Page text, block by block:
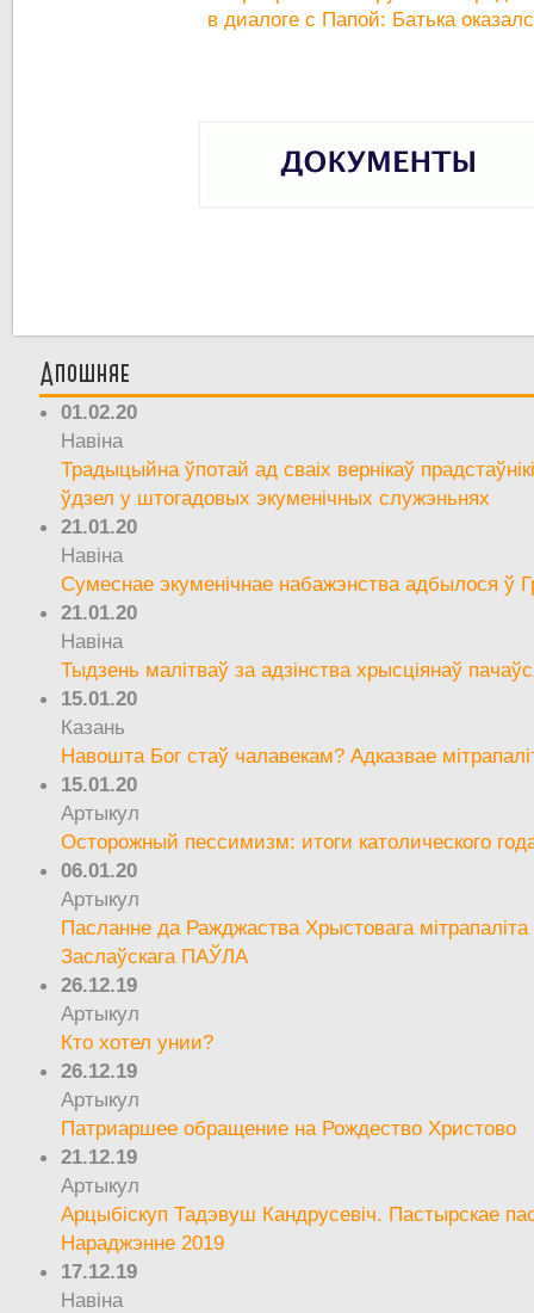
в диалоге с Папой: Батька
Апошняе
01.02.20
Навіна
Традыцыйна ўпотай ад сваіх вернікаў
ўдзел у штогадовых экуменічных служэньнях
21.01.20
Навіна
Сумеснае экуменічнае набажэнства адбылося ў
21.01.20
Навіна
Тыдзень малітваў за адзінства хрысціянаў
15.01.20
Казань
Навошта Бог стаў чалавекам? Адказвае
15.01.20
Артыкул
Осторожный пессимизм: итоги католического
06.01.20
Артыкул
Пасланне да Ражджаства Хрыстовага мітрапаліта
Заслаўскага ПАЎЛА
26.12.19
Артыкул
Кто хотел унии?
26.12.19
Артыкул
Патриаршее обращение на Рождество Христово
21.12.19
Артыкул
Арцыбіскуп Тадэвуш Кандрусевіч. Пастырскае
Нараджэнне 2019
17.12.19
Навіна